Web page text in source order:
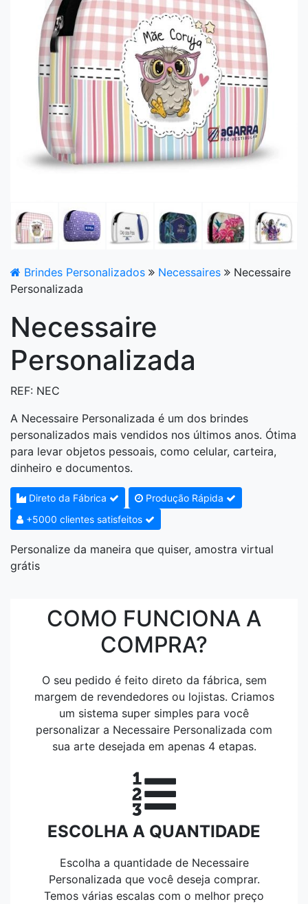
Brindes Personalizados Necessaires
Necessaire
Personalizada
Necessaire
Personalizada
REF: NEC
A Necessaire Personalizada é um dos brindes
personalizados mais vendidos nos últimos anos. Ótima
para levar objetos pessoais, como celular, carteira,
dinheiro e documentos.
Direto da Fábrica
Produção Rápida
+5000 clientes satisfeitos
Personalize da maneira que quiser, amostra virtual
grátis
COMO FUNCIONA A
COMPRA?
O seu pedido é feito direto da fábrica, sem
margem de revendedores ou lojistas. Criamos
um sistema super simples para você
personalizar a Necessaire Personalizada com
sua arte desejada em apenas 4 etapas.
ESCOLHA A QUANTIDADE
Escolha a quantidade de Necessaire
Personalizada que você deseja comprar.
Temos várias escalas com o melhor preço